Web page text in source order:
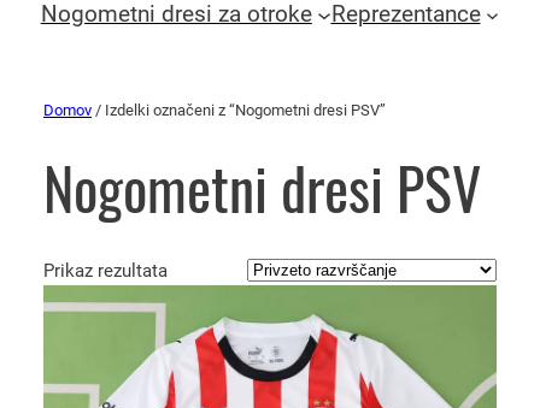
Nogometni dresi za otroke
Reprezentance
Domov / Izdelki označeni z “Nogometni dresi PSV”
Nogometni dresi PSV
Prikaz rezultata